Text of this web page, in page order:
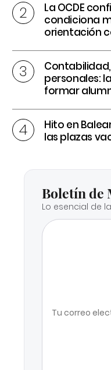
La OCDE
condiciona
orientación
personales:
formar
Hito en
las plazas
Boletín de
Lo esencial de